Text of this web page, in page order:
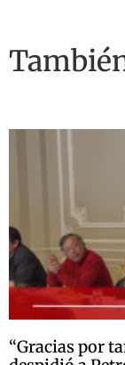
“Gracias por